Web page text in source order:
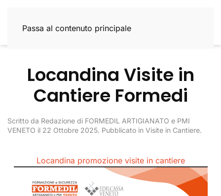
Passa al contenuto principale
Locandina Visite in
Cantiere Formedi
Scritto da Redazione di FORMEDIL ARTIGIANATO e PMI
VENETO il 22 Ottobre 2025. Pubblicato in Visite in Cantiere.
Locandina promozione visite in cantiere